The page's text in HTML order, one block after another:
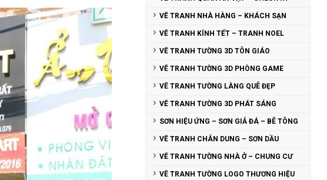
VẼ TRANH NHÀ HÀNG – KHÁCH SẠN
VẼ TRANH KÍNH TẾT – TRANH NOEL
VẼ TRANH TƯỜNG 3D TÔN GIÁO
VẼ TRANH TƯỜNG 3D PHÒNG GAME
VẼ TRANH TƯỜNG LÀNG QUÊ ĐẸP
VẼ TRANH TƯỜNG 3D PHÁT SÁNG
SƠN HIỆU ỨNG – SƠN GIẢ ĐÁ – BÊ TÔNG
VẼ TRANH CHÂN DUNG – SƠN DẦU
VẼ TRANH TƯỜNG NHÀ Ở – CHUNG CƯ
VẼ TRANH TƯỜNG LOGO THƯƠNG HIỆU